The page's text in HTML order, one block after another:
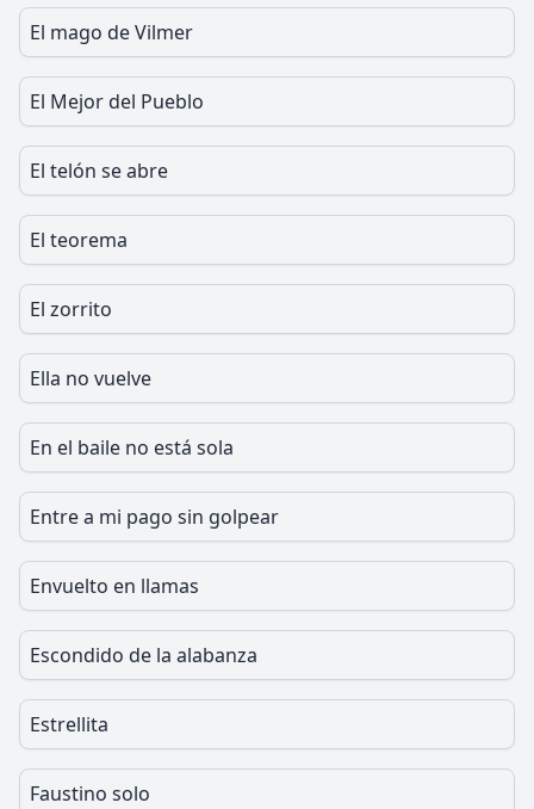
El mago de Vilmer
El Mejor del Pueblo
El telón se abre
El teorema
El zorrito
Ella no vuelve
En el baile no está sola
Entre a mi pago sin golpear
Envuelto en llamas
Escondido de la alabanza
Estrellita
Faustino solo